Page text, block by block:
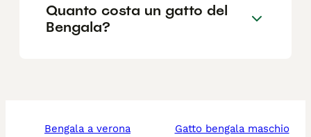
Quanto costa un gatto del
Bengala?
bengala a verona
gatto bengala maschio